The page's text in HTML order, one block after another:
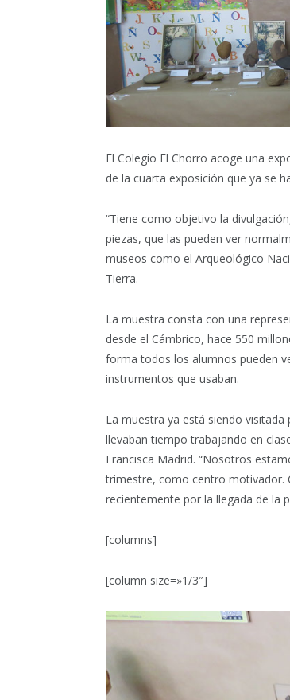
El Colegio El Chorro acoge una
de la cuarta exposición que ya se
“Tiene como objetivo la
piezas, que las pueden ver
museos como el Arqueológico
Tierra.
La muestra consta con una
desde el Cámbrico, hace 550
forma todos los alumnos pueden
instrumentos que usaban.
La muestra ya está siendo visitada
llevaban tiempo trabajando en
Francisca Madrid. “Nosotros
trimestre, como centro motivador.
recientemente por la llegada de la
[columns]
[column size=»1/3″]